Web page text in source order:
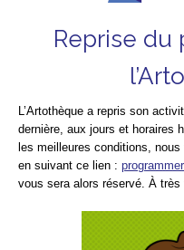
Reprise du
L’Artothèque a repris son
dernière, aux jours et horaires
les meilleures conditions,
en suivant ce lien :
vous sera alors réservé. À très